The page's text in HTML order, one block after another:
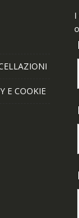
E COOKIE
I